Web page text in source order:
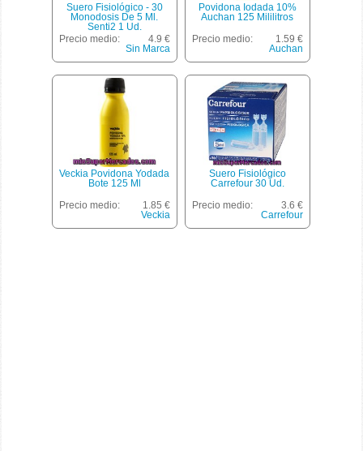
Suero Fisiológico - 30
Monodosis De 5 Ml.
Senti2 1 Ud.
Precio medio:
4.9 €
Sin Marca
Povidona Iodada 10%
Auchan 125 Mililitros
Precio medio:
1.59 €
Auchan
Veckia Povidona Yodada
Bote 125 Ml
Precio medio:
1.85 €
Veckia
Suero Fisiológico
Carrefour 30 Ud.
Precio medio:
3.6 €
Carrefour